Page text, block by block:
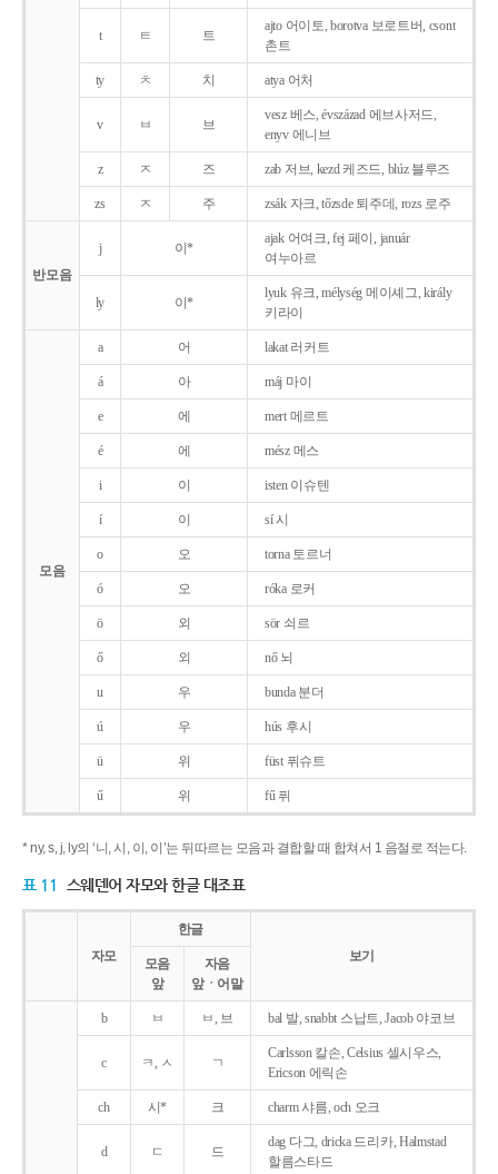
t ㅌ 트
ajto 어이토, borotva 보로트버, csont
촌트
ty ㅊ 치 atya 어처
v ㅂ 브
vesz 베스, évszázad 에브사저드,
enyv 에니브
z ㅈ 즈 zab 저브, kezd 케즈드, blúz 블루즈
zs ㅈ 주 zsák 자크, tőzsde 퇴주데, rozs 로주
반모음
j 이*
ajak 어여크, fej 페이, január
여누아르
ly 이*
lyuk 유크, mélység 메이셰그, király
키라이
모음
a 어 lakat 러커트
á 아 máj 마이
e 에 mert 메르트
é 에 mész 메스
i 이 isten 이슈텐
í 이 sí 시
o 오 torna 토르너
ó 오 róka 로커
ö 외 sör 쇠르
ő 외 nő 뇌
u 우 bunda 분더
ú 우 hús 후시
ü 위 füst 퓌슈트
ű 위 fű 퓌
* ny, s, j, ly의 ‘니, 시, 이, 이’는 뒤따르는 모음과 결합할 때 합쳐서 1 음절로 적는다.
표 11 스웨덴어 자모와 한글 대조표
자모
한글
보기
모음
앞
자음
앞ㆍ어말
b ㅂ ㅂ, 브 bal 발, snabbt 스납트, Jacob 야코브
c ㅋ, ㅅ ㄱ
Carlsson 칼손, Celsius 셀시우스,
Ericson 에릭손
ch 시* 크 charm 샤름, och 오크
d ㄷ 드
dag 다그, dricka 드리카, Halmstad
할름스타드